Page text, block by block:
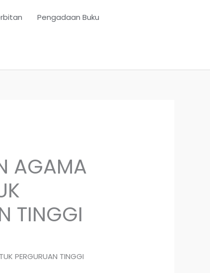
Pengadaan Buku
AGAMA
TINGGI
PERGURUAN TINGGI